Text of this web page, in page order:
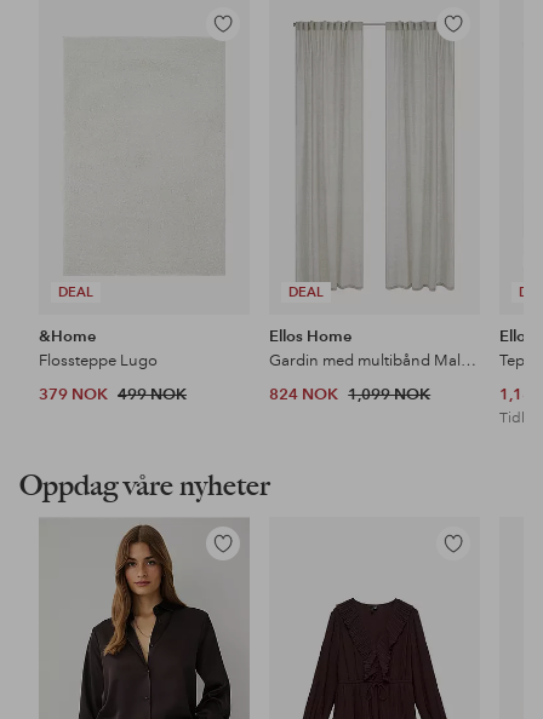
DEAL
Legg
&Home
Flossteppe Lugo
379 NOK 499 NOK
DEAL
Legg
Ellos Home
Gardin med multibånd Malva 2-pk i 100% lin
824 NOK 1,099 NOK
Ellos
Tidl.
Oppdag våre nyheter
Legg
Legg